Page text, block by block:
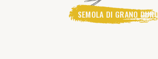
SEMOLA DI GRANO DURO